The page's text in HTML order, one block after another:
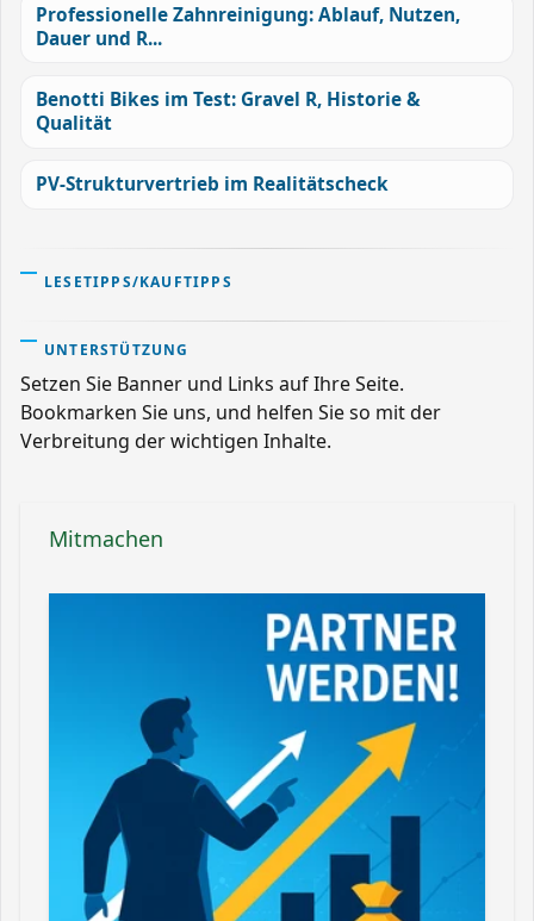
Professionelle Zahnreinigung: Ablauf, Nutzen,
Dauer und R...
Benotti Bikes im Test: Gravel R, Historie &
Qualität
PV-Strukturvertrieb im Realitätscheck
LESETIPPS/KAUFTIPPS
UNTERSTÜTZUNG
Setzen Sie Banner und Links auf Ihre Seite.
Bookmarken Sie uns, und helfen Sie so mit der
Verbreitung der wichtigen Inhalte.
Mitmachen